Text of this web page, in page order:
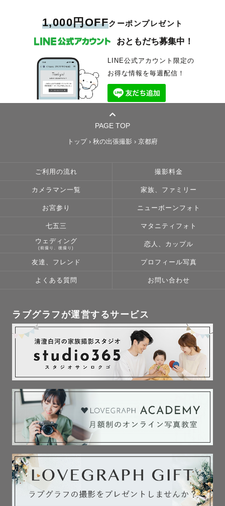
1,000円OFFクーポンプレゼント
おともだち募集中！
LINE公式アカウント限定の
お得な情報を毎週配信！
PAGE TOP
トップ › 秋の出張撮影 › 京都府
ご利用の流れ 撮影料金
カメラマン一覧 家族、ファミリー
お宮参り ニューボーンフォト
七五三 マタニティフォト
ウェディング
(前撮り、後撮り)
恋人、カップル
友達、フレンド プロフィール写真
よくある質問 お問い合わせ
ラブグラフが運営するサービス